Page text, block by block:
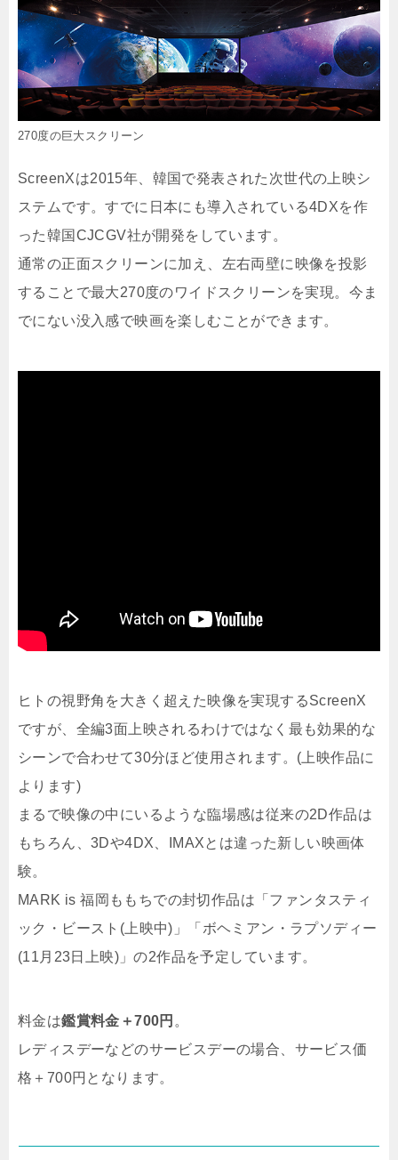
270度の巨大スクリーン
ScreenXは2015年、韓国で発表された次世代の上映シ
ステムです。すでに日本にも導入されている4DXを作
った韓国CJCGV社が開発をしています。
通常の正面スクリーンに加え、左右両壁に映像を投影
することで最大270度のワイドスクリーンを実現。今ま
でにない没入感で映画を楽しむことができます。
ヒトの視野角を大きく超えた映像を実現するScreenX
ですが、全編3面上映されるわけではなく最も効果的な
シーンで合わせて30分ほど使用されます。(上映作品に
よります)
まるで映像の中にいるような臨場感は従来の2D作品は
もちろん、3Dや4DX、IMAXとは違った新しい映画体
験。
MARK is 福岡ももちでの封切作品は「ファンタスティ
ック・ビースト(上映中)」「ボヘミアン・ラプソディー
(11月23日上映)」の2作品を予定しています。
料金は鑑賞料金＋700円 。
レディスデーなどのサービスデーの場合、サービス価
格＋700円となります。